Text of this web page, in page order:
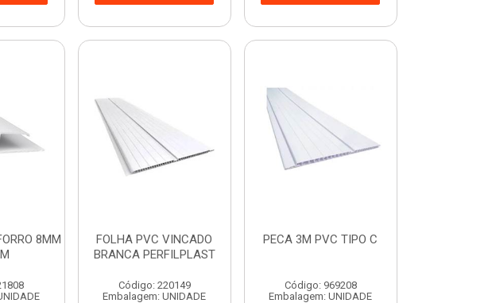
8MM
FOLHA PVC VINCADO
BRANCA PERFILPLAST
Código: 220149
Embalagem: UNIDADE
PECA 3M PVC TIPO C
Código: 969208
Embalagem: UNIDADE